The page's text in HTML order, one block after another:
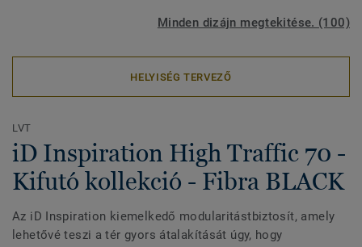
Minden dizájn megtekitése. (100)
HELYISÉG TERVEZŐ
LVT
iD Inspiration High Traffic 70 -
Kifutó kollekció - Fibra BLACK
Az iD Inspiration kiemelkedő modularitástbiztosít, amely
lehetővé teszi a tér gyors átalakítását úgy, hogy